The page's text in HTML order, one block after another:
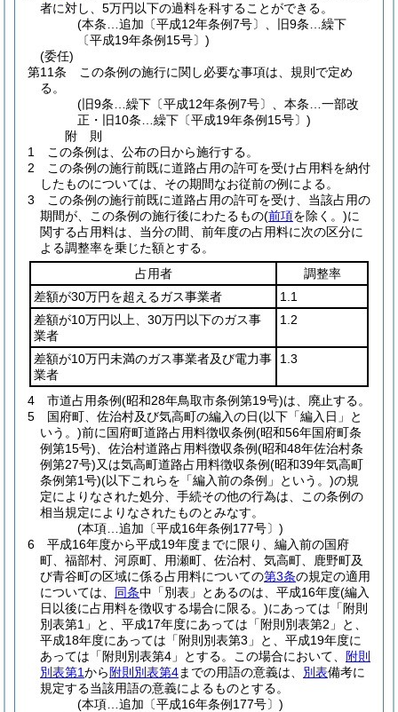
者に対し、5万円以下の過料を科することができる。
(本条…追加〔平成12年条例7号〕、旧9条…繰下
〔平成19年条例15号〕)
(委任)
第11条
この条例の施行に関し必要な事項は、規則で定め
る。
(旧9条…繰下〔平成12年条例7号〕、本条…一部改
正・旧10条…繰下〔平成19年条例15号〕)
附 則
1
この条例は、公布の日から施行する。
2
この条例の施行前既に道路占用の許可を受け占用料を納付
したものについては、その期間なお従前の例による。
3
この条例の施行前既に道路占用の許可を受け、当該占用の
期間が、この条例の施行後にわたるもの(前項を除く。)に
関する占用料は、当分の間、前年度の占用料に次の区分に
よる調整率を乗じた額とする。
占用者
調整率
差額が30万円を超えるガス事業者
1.1
差額が10万円以上、30万円以下のガス事
業者
1.2
差額が10万円未満のガス事業者及び電力事
業者
1.3
4 市道占用条例(昭和28年鳥取市条例第19号)は、廃止する。
5
国府町、佐治村及び気高町の編入の日(以下「編入日」と
いう。)前に国府町道路占用料徴収条例(昭和56年国府町条
例第15号) 、佐治村道路占用料徴収条例(昭和48年佐治村条
例第27号)又は気高町道路占用料徴収条例(昭和39年気高町
条例第1号)(以下これらを「編入前の条例」という。)の規
定によりなされた処分、手続その他の行為は、この条例の
相当規定によりなされたものとみなす。
(本項…追加〔平成16年条例177号〕)
6
平成16年度から平成19年度までに限り、編入前の国府
町、福部村、河原町、用瀬町、佐治村、気高町、鹿野町及
び青谷町の区域に係る占用料についての第3条の規定の適用
については、 同条中「別表」とあるのは、平成16年度(編入
日以後に占用料を徴収する場合に限る。)にあっては「附則
別表第1」と、平成17年度にあっては「附則別表第2」と、
平成18年度にあっては「附則別表第3」と、平成19年度に
あっては「附則別表第4」とする。
この場合において、
附則
別表第1から 附則別表第4までの用語の意義は、 別表備考に
規定する当該用語の意義によるものとする。
(本項…追加〔平成16年条例177号〕)